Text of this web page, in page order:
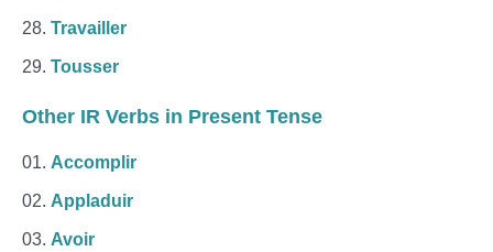
Travailler
Tousser
Other IR Verbs in Present Tense
Accomplir
Appladuir
Avoir